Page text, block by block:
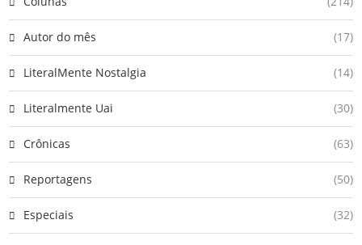
Autor do mês (17)
LiteralMente Nostalgia (14)
Literalmente Uai (30)
Crônicas (63)
Reportagens (50)
Especiais (32)